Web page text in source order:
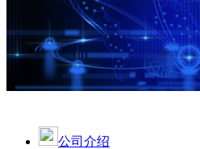
公司介绍